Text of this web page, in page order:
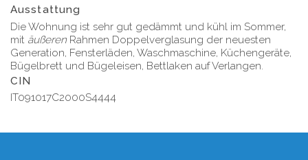
Ausstattung
Die Wohnung ist sehr gut gedämmt und kühl im Sommer,
mit äußeren Rahmen Doppelverglasung der neuesten
Generation, Fensterläden, Waschmaschine, Küchengeräte,
Bügelbrett und Bügeleisen, Bettlaken auf Verlangen.
CIN
IT091017C2000S4444